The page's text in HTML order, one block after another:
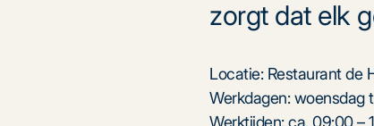
zorgt dat elk
Locatie: Restaurant de
Werkdagen: woensdag
Werktijden: ca. 09:00 –